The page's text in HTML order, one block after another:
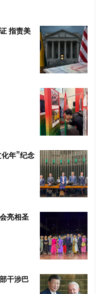
指责美
年”纪念
亮相圣
干涉巴